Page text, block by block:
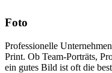
Foto
Professionelle
Print. Ob Team-Porträts,
ein gutes Bild ist oft die